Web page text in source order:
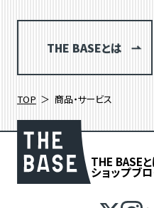
THE BASEとは
TOP 商品・サービス
THE BASE
ショップブ